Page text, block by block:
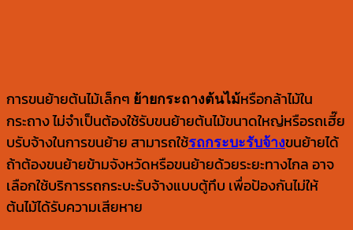
การขนย้ายต้นไม้เล็กๆ ย้ายกระถางต้นไม้หรือกล้าไม้ใน
กระถาง ไม่จำเป็นต้องใช้รับขนย้ายต้นไม้ขนาดใหญ่หรือรถเฮี๊ย
บรับจ้างในการขนย้าย สามารถใช้รถกระบะรับจ้างขนย้ายได้
ถ้าต้องขนย้ายข้ามจังหวัดหรือขนย้ายด้วยระยะทางไกล อาจ
เลือกใช้บริการรถกระบะรับจ้างแบบตู้ทึบ เพื่อป้องกันไม่ให้
ต้นไม้ได้รับความเสียหาย